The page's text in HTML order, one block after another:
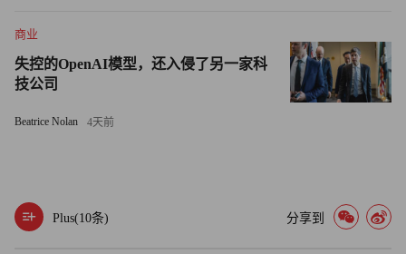
已达惊人的1.5万人。然而，并非所有为公司创造利润的员
工都能保住饭碗：最新裁员预计将波及销售、客户服务岗位
以及Xbox游戏部门。
Meta也加入了这场自动化浪潮，于今年2月裁员3600人。首
避讳地裁撤了Android、Pixel和Chrome等部门的数百个岗
位。谈及大规模裁员的原因，这两家硅谷巨头均声称，需要
商业
失控的OpenAI模型，还入侵了另一家科
技公司
Beatrice Nolan 4天前
Plus(10条) 分享到